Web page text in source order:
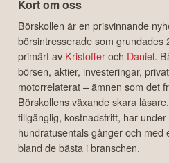
Kort om oss
Börskollen är en prisvinnande
börsintresserade som grundades
primärt av Kristofferoch Daniel.
börsen, aktier, investeringar,
motorrelaterat – ämnen som det
Börskollens växande skara
tillgänglig, kostnadsfritt, har
hundratusentals gånger och med
bland de bästa i branschen.